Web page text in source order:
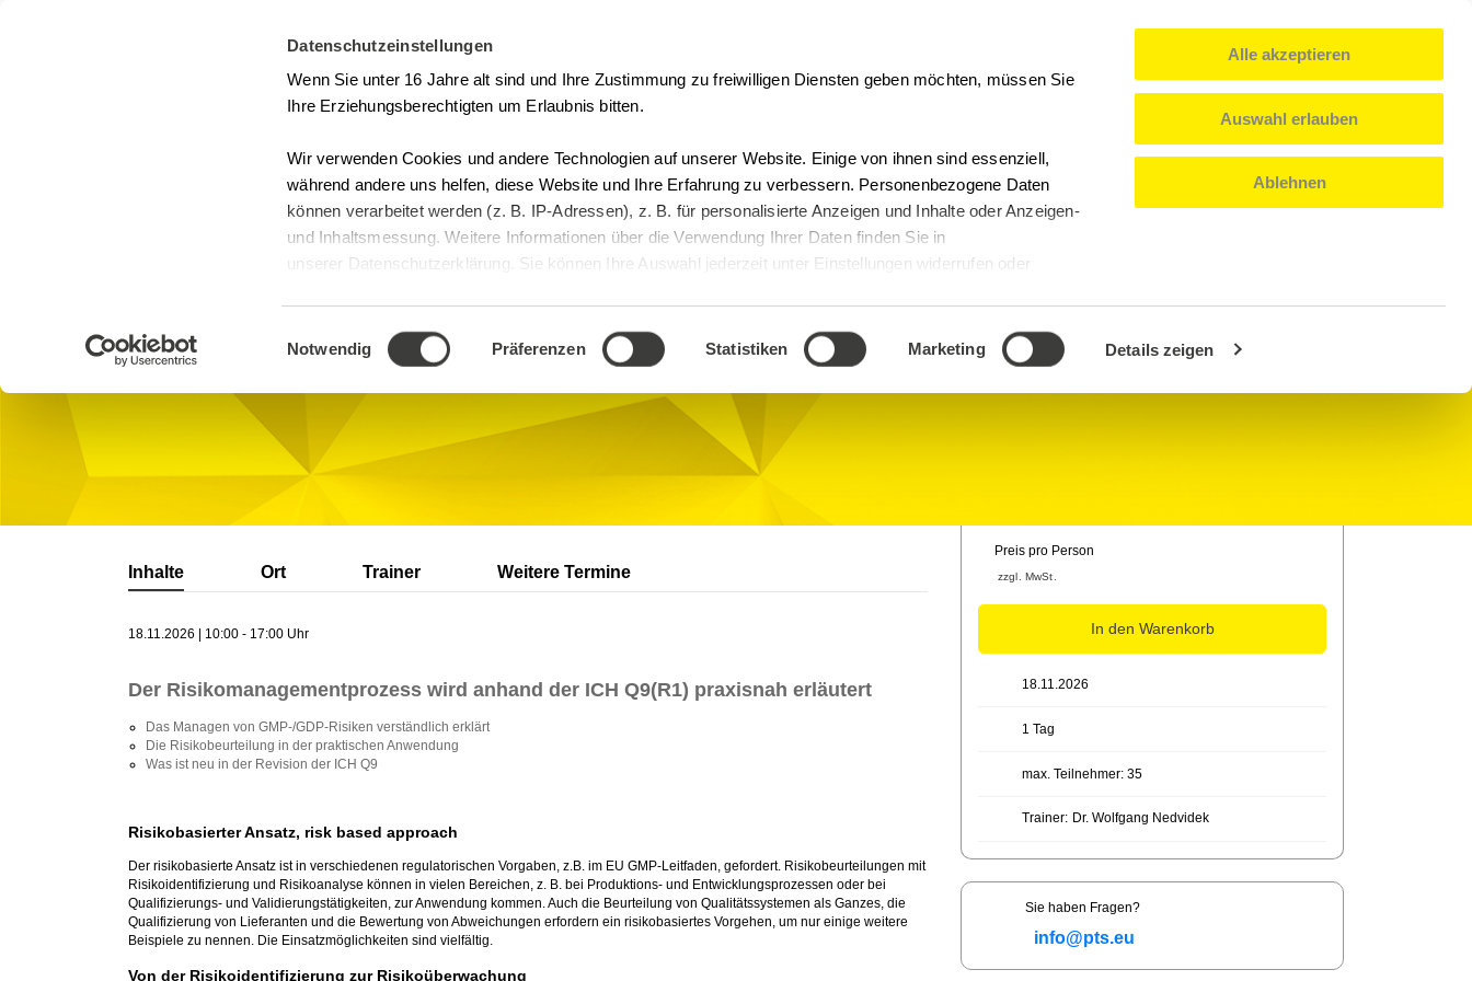
Datenschutzeinstellungen
Wenn Sie unter 16 Jahre alt sind und Ihre Zustimmung zu freiwilligen Diensten geben möchten, müssen Sie
Ihre Erziehungsberechtigten um Erlaubnis bitten.
Wir verwenden Cookies und andere Technologien auf unserer Website. Einige von ihnen sind essenziell,
während andere uns helfen, diese Website und Ihre Erfahrung zu verbessern. Personenbezogene Daten
können verarbeitet werden (z. B. IP-Adressen), z. B. für personalisierte Anzeigen und Inhalte oder Anzeigen-
und Inhaltsmessung. Weitere Informationen über die Verwendung Ihrer Daten finden Sie in
unserer Datenschutzerklärung. Sie können Ihre Auswahl jederzeit unter Einstellungen widerrufen oder
Einwilligungsauswahl
Notwendig Präferenzen Statistiken Marketing Details zeigen
Alle akzeptieren
Auswahl erlauben
Ablehnen
Seminarsuche Kontakt Vertrag Widerrufen Mein Konto
Seminare
Risikomanagement
76137 Karlsruhe
Inhalte Ort Trainer Weitere Termine
18.11.2026 | 10:00 - 17:00 Uhr
Der Risikomanagementprozess wird anhand der ICH Q9(R1) praxisnah erläutert
Das Managen von GMP-/GDP-Risiken verständlich erklärt
Die Risikobeurteilung in der praktischen Anwendung
Was ist neu in der Revision der ICH Q9
Risikobasierter Ansatz, risk based approach
Der risikobasierte Ansatz ist in verschiedenen regulatorischen Vorgaben, z.B. im EU GMP-Leitfaden, gefordert. Risikobeurteilungen mit
Risikoidentifizierung und Risikoanalyse können in vielen Bereichen, z. B. bei Produktions- und Entwicklungsprozessen oder bei
Qualifizierungs- und Validierungstätigkeiten, zur Anwendung kommen. Auch die Beurteilung von Qualitätssystemen als Ganzes, die
Qualifizierung von Lieferanten und die Bewertung von Abweichungen erfordern ein risikobasiertes Vorgehen, um nur einige weitere
Beispiele zu nennen. Die Einsatzmöglichkeiten sind vielfältig.
Von der Risikoidentifizierung zur Risikoüberwachung
Preis pro Person
950,00€
In den Warenkorb
18.11.2026
1 Tag
Sie haben Fragen?